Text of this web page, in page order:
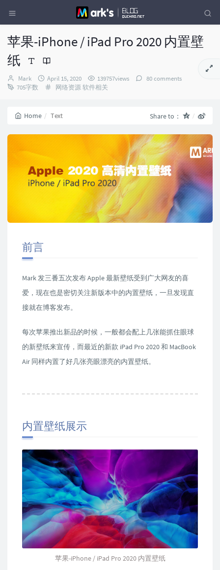
苹果-iPhone / iPad Pro 2020 内置壁
纸
Author：
Mark
发
布
April 15, 2020 139757views
80 comments
705字数
Categories：
网络资源软件相关
Home Text Share to：
前言
Mark 发三番五次发布 Apple 最新壁纸受到广大网友的喜
爱，现在也是密切关注新版本中的内置壁纸，一旦发现直
接就在博客发布。
每次苹果推出新品的时候，一般都会配上几张能抓住眼球
的新壁纸来宣传，而最近的新款 iPad Pro 2020 和 MacBook
Air 同样内置了好几张亮眼漂亮的内置壁纸。
内置壁纸展示
苹果-iPhone / iPad Pro 2020 内置壁纸